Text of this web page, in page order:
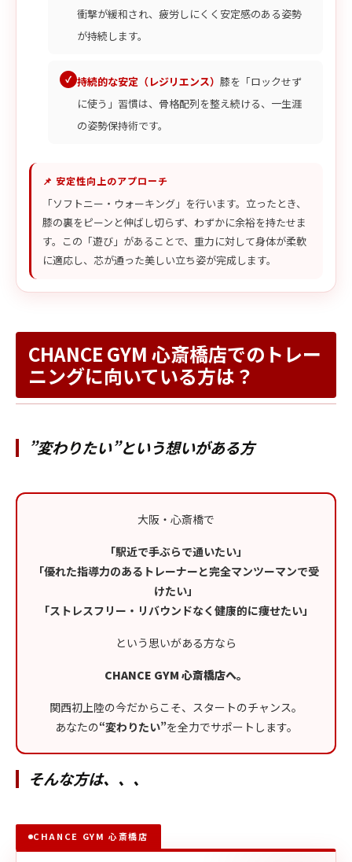
衝撃が緩和され、疲労しにくく安定感のある姿勢
が持続します。
持続的な安定（レジリエンス） 膝を「ロックせず
に使う」習慣は、骨格配列を整え続ける、一生涯
の姿勢保持術です。
📌 安定性向上のアプローチ
「ソフトニー・ウォーキング」を行います。立ったとき、
膝の裏をピーンと伸ばし切らず、わずかに余裕を持たせま
す。この「遊び」があることで、重力に対して身体が柔軟
に適応し、芯が通った美しい立ち姿が完成します。
CHANCE GYM 心斎橋店でのトレー
ニングに向いている方は？
”変わりたい”という想いがある方
大阪・心斎橋で
「駅近で手ぶらで通いたい」
「優れた指導力のあるトレーナーと完全マンツーマンで受
けたい」
「ストレスフリー・リバウンドなく健康的に痩せたい」
という思いがある方なら
CHANCE GYM 心斎橋店へ。
関西初上陸の今だからこそ、スタートのチャンス。
あなたの“変わりたい”を全力でサポートします。
そんな方は、、、
CHANCE GYM 心斎橋店